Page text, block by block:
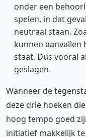
onder een
spelen, in dat
neutraal staan.
kunnen aanvallen
staat. Dus vooral
geslagen.
Wanneer de
deze drie hoeken
hoog tempo goed
initiatief makkelijk